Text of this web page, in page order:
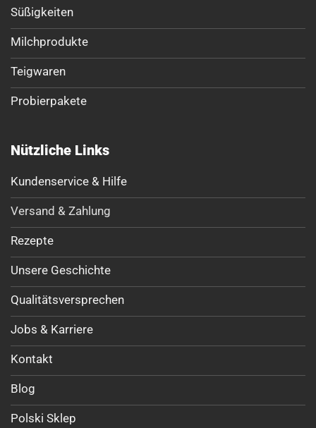
Süßigkeiten
Milchprodukte
Teigwaren
Probierpakete
Nützliche Links
Kundenservice & Hilfe
Versand & Zahlung
Rezepte
Unsere Geschichte
Qualitätsversprechen
Jobs & Karriere
Kontakt
Blog
Polski Sklep